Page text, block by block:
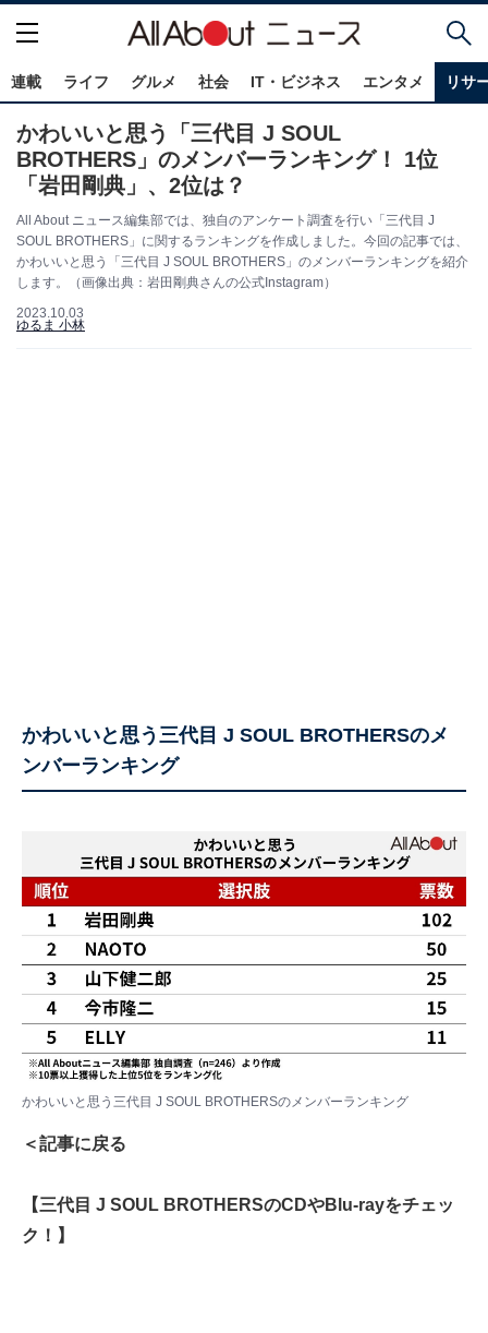
連載 ライフ グルメ 社会 IT・ビジネス エンタメ リサ
かわいいと思う「三代目 J SOUL
BROTHERS」のメンバーランキング！ 1位
「岩田剛典」、2位は？
All About ニュース編集部では、独自のアンケート調査を行い「三代目 J
SOUL BROTHERS」に関するランキングを作成しました。今回の記事では、
かわいいと思う「三代目 J SOUL BROTHERS」のメンバーランキングを紹介
します。（画像出典：岩田剛典さんの公式Instagram）
2023.10.03
ゆるま 小林
かわいいと思う三代目 J SOUL BROTHERSのメ
ンバーランキング
かわいいと思う三代目 J SOUL BROTHERSのメンバーランキング
＜記事に戻る
【三代目 J SOUL BROTHERSのCDやBlu-rayをチェッ
ク！】